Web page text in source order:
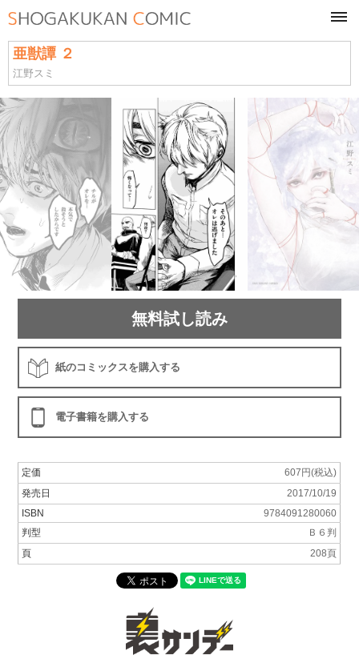
亜獣譚 ２
江野スミ
無料試し読み
紙のコミックスを購入する
電子書籍を購入する
定価
607円(税込)
発売日
2017/10/19
ISBN
9784091280060
判型
Ｂ６判
頁
208頁